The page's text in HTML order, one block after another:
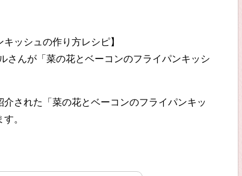
ッシュの作り方レシピ】
さんが「菜の花とベーコンのフライパンキッシ
された「菜の花とベーコンのフライパンキッ
。